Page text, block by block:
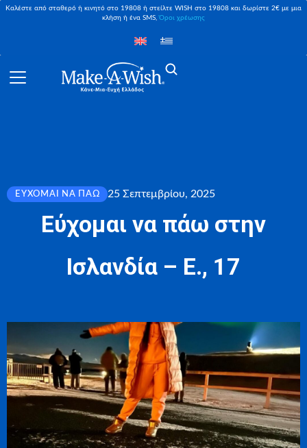
Καλέστε από σταθερό ή κινητό στο 19808 ή στείλτε WISH στο 19808 και δωρίστε 2€ με μια
κλήση ή ένα SMS,Όροι χρέωσης
ΕΎΧΟΜΑΙ ΝΑ ΠΆΩ 25 Σεπτεμβρίου, 2025
Εύχομαι να πάω στην
Ισλανδία – Ε., 17